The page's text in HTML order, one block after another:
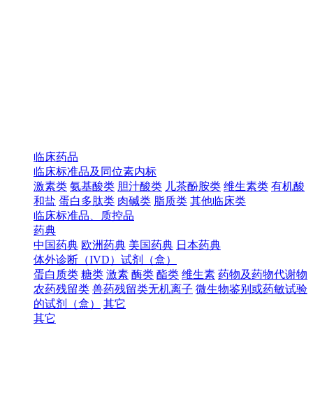
临床药品
临床标准品及同位素内标
激素类 氨基酸类 胆汁酸类 儿茶酚胺类 维生素类 有机酸
和盐 蛋白多肽类 肉碱类 脂质类 其他临床类
临床标准品、质控品
药典
中国药典 欧洲药典 美国药典 日本药典
体外诊断（IVD）试剂（盒）
蛋白质类 糖类 激素 酶类 酯类 维生素 药物及药物代谢物
农药残留类 兽药残留类无机离子 微生物鉴别或药敏试验
的试剂（盒）
其它
其它